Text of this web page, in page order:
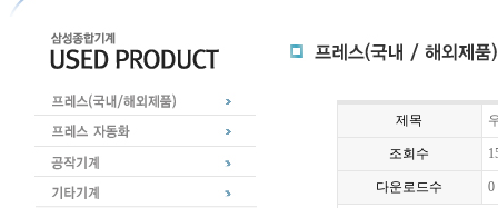
제목
조회수
다운로드수 0